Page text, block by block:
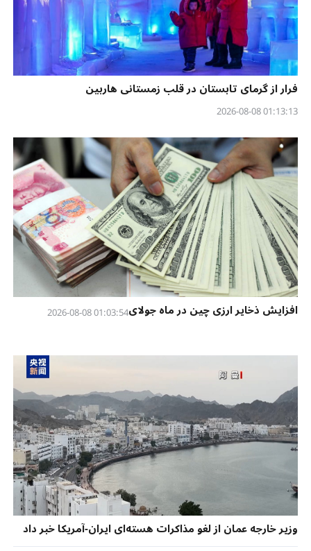
فرار از گرمای تابستان در قلب زمستانی هاربین
01:13:13 2026-08-08
افزایش ذخایر ارزی چین در ماه جولای01:03:54 2026-08-08
وزیر خارجه عمان از لغو مذاکرات هسته‌ای ایران-آمریکا خبر داد